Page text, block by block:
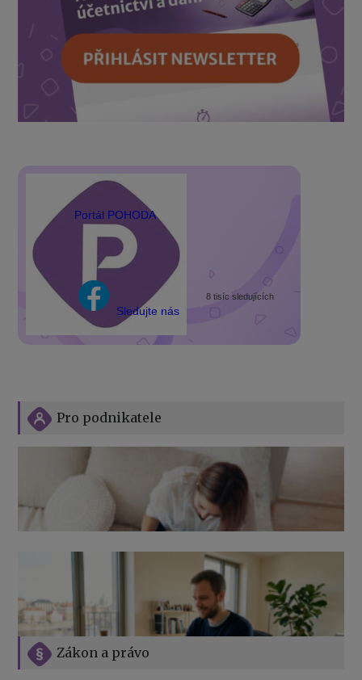
Portál POHODA
Sledujte nás
8 tisíc sledujících
Zákon a právo
Pro podnikatele